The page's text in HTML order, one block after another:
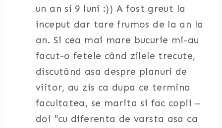
un an si 9 luni :)) A fost greut la
inceput dar tare frumos de la an la
an. Si cea mai mare bucurie mi-au
facut-o fetele când zilele trecute,
discutând asa despre planuri de
viitor, au zis ca dupa ce termina
facultatea, se marita si fac copii –
doi "cu diferenta de varsta asa ca